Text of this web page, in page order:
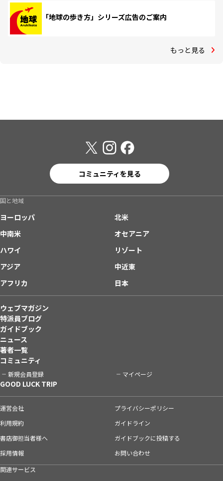
「地球の歩き方」シリーズ広告のご案内
もっと見る
コミュニティを見る
国と地域
ヨーロッパ
北米
中南米
オセアニア
ハワイ
リゾート
アジア
中近東
アフリカ
日本
ウェブマガジン
特派員ブログ
ガイドブック
ニュース
著者一覧
コミュニティ
新規会員登録 マイページ
GOOD LUCK TRIP
運営会社
プライバシーポリシー
利用規約
ガイドライン
書店御担当者様へ
ガイドブックに投稿する
採用情報
お問い合わせ
関連サービス